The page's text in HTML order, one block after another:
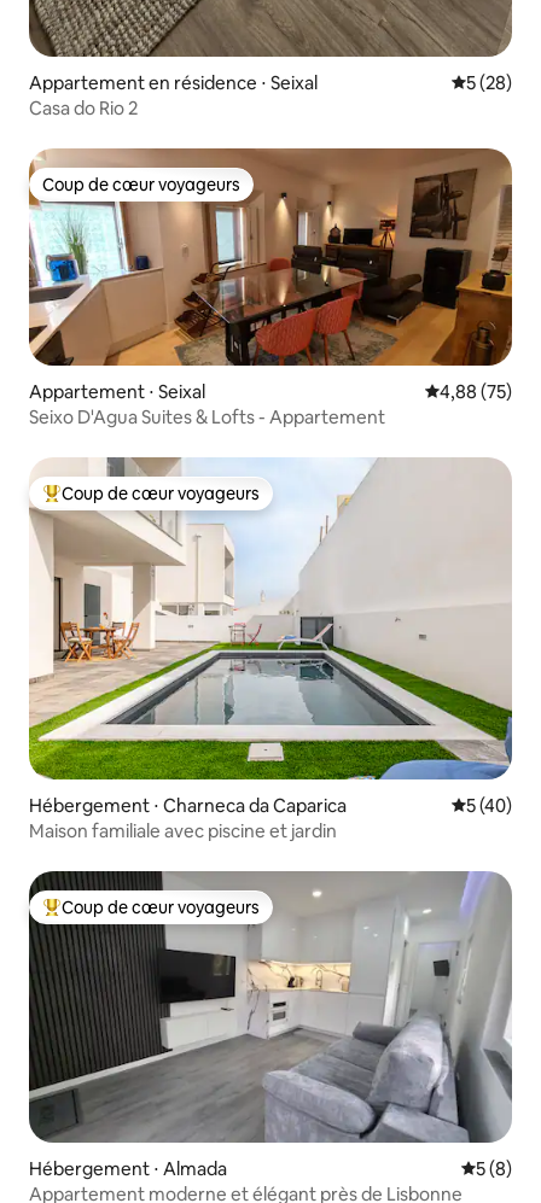
Appartement en résidence ⋅ Seixal
5 (28)
Casa do Rio 2
Coup de cœur voyageurs
Coup de cœur voyageurs
Appartement ⋅ Seixal Évaluation
4,88 (75)
Seixo D'Agua Suites & Lofts - Appartement
Coups de cœur voyageurs les plus appréciés
Coup de cœur voyageurs
Hébergement ⋅ Charneca da Caparica
5 (40)
Maison familiale avec piscine et jardin
Coups de cœur voyageurs les plus appréciés
Coup de cœur voyageurs
Hébergement ⋅ Almada
5 (8)
Appartement moderne et élégant près de Lisbonne